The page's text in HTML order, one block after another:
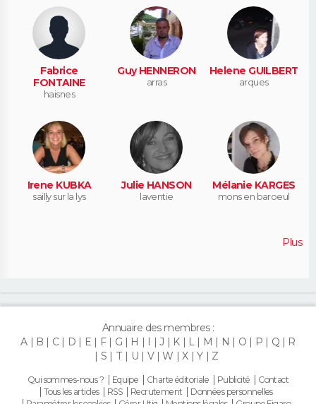
Fabrice
FONTAINE
haisnes
Guy HENNERON
arras
Helene GUILBERT
arques
Irene KUBKA
sailly sur la lys
Julie HANSON
laventie
Mélanie KARGES
mons en baroeul
Plus
Annuaire des membres :
A
B C D E F G H J K L M N O P Q
R
S
T U V W X Y Z
Qui sommes-nous ? Equipe Charte éditoriale Publicité
Contact
Tous les articles
RSS Recrutement
Données personnelles